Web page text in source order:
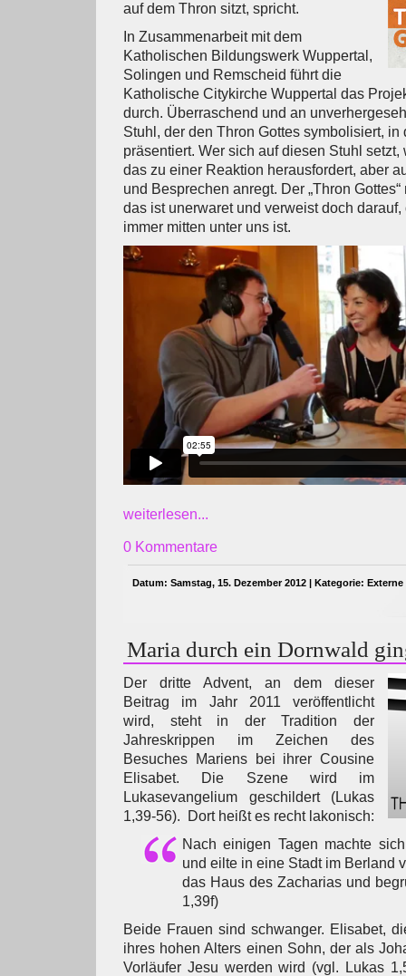
auf dem Thron sitzt, spricht.
In Zusammenarbeit mit dem
Katholischen Bildungswerk Wuppertal,
Solingen und Remscheid führt die
Katholische Citykirche Wuppertal das
durch. Überraschend und an
Stuhl, der den Thron Gottes symbolisiert, in
präsentiert. Wer sich auf diesen Stuhl
das zu einer Reaktion herausfordert, aber
und Besprechen anregt. Der „Thron
das ist unerwaret und verweist doch darauf,
immer mitten unter uns ist.
weiterlesen...
0 Kommentare
Datum: Samstag, 15. Dezember 2012 | Kategorie: Externe
Maria durch ein Dornwald
Der dritte Advent, an dem dieser
Beitrag im Jahr 2011 veröffentlicht
wird, steht in der Tradition der
Jahreskrippen im Zeichen des
Besuches Mariens bei ihrer Cousine
Elisabet. Die Szene wird im
Lukasevangelium geschildert (Lukas
1,39-56). Dort heißt es recht lakonisch:
Nach einigen Tagen machte
und eilte in eine Stadt im Berland
das Haus des Zacharias und
1,39f)
Beide Frauen sind schwanger. Elisabet,
ihres hohen Alters einen Sohn, der als
Vorläufer Jesu werden wird (vgl. Lukas